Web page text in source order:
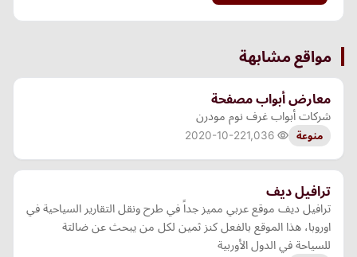
مواقع مشابهة
معارض أبواب مصفحة
شركات أبواب غرف نوم مودرن
منوعة 2020-10-22
ترافيل ديف
ترافيل ديف موقع عربي مميز جداً في طرح ونقل التقارير السياحية في
اوروبا، هذا الموقع بالفعل كنز ثمين لكل من يبحث عن ضالتة
للسياحة في الدول الأوربية